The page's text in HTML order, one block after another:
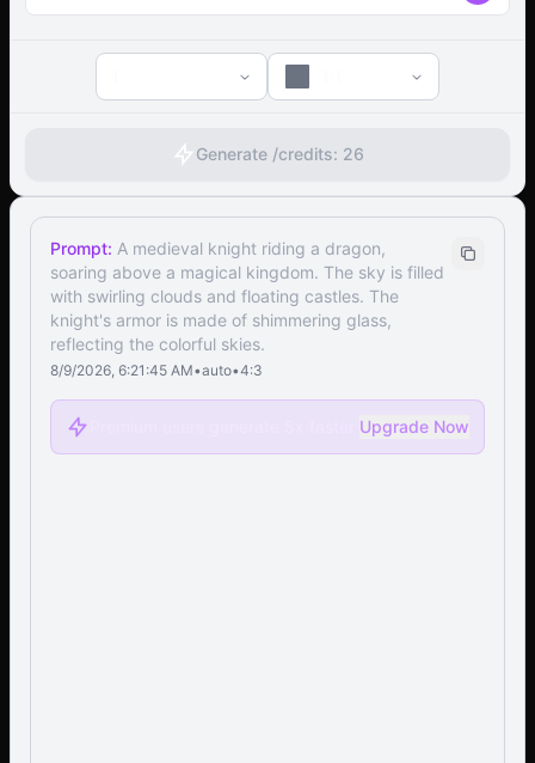
Generate /credits: 26
Prompt: A medieval knight riding a dragon,
soaring above a magical kingdom. The sky is filled
with swirling clouds and floating castles. The
knight's armor is made of shimmering glass,
reflecting the colorful skies.
8/9/2026, 6:21:45 AM•auto•4:3
Upgrade Now